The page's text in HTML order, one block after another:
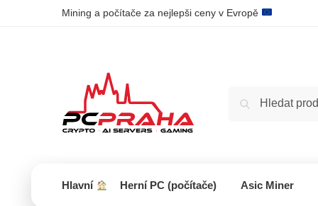
Mining a počítače za nejlepši ceny v Evropě
Hlavní Herní PC (počítače) Asic Miner